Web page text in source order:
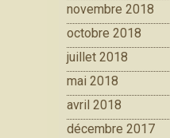
novembre 2018
octobre 2018
juillet 2018
mai 2018
avril 2018
décembre 2017